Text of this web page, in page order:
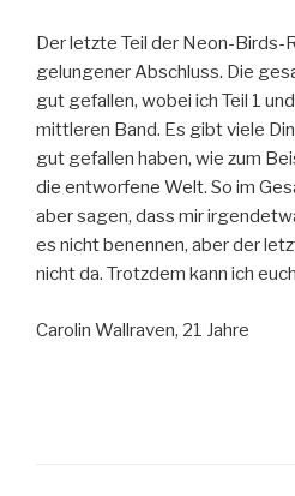
Der letzte Teil der Neon-Birds-
gelungener Abschluss. Die
gut gefallen, wobei ich Teil 1
mittleren Band. Es gibt viele
gut gefallen haben, wie zum
die entworfene Welt. So im
aber sagen, dass mir
es nicht benennen, aber der
nicht da. Trotzdem kann ich
Carolin Wallraven, 21 Jahre